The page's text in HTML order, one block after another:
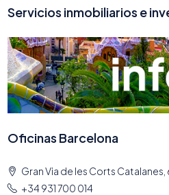
Servicios inmobiliarios e
Oficinas Barcelona
Gran Via de les Corts Catalanes,
+34 931 700 014